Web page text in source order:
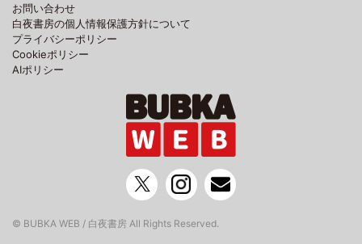
お問い合わせ
白夜書房の個人情報保護方針について
プライバシーポリシー
Cookieポリシー
AIポリシー
© BUBKA WEB / 白夜書房 All Rights Reserved.